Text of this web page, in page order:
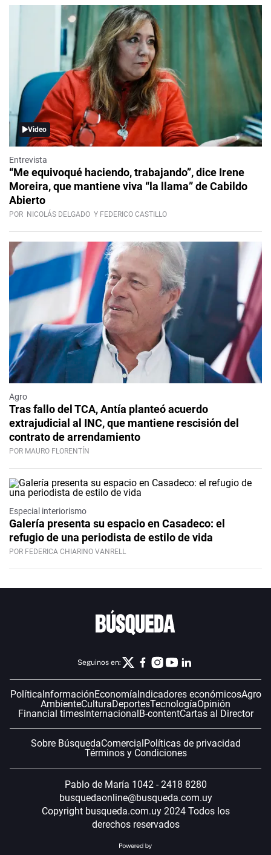
Video
Entrevista
“Me equivoqué haciendo, trabajando”, dice Irene
Moreira, que mantiene viva “la llama” de Cabildo
Abierto
POR NICOLÁS DELGADO Y FEDERICO CASTILLO
Agro
Tras fallo del TCA, Antía planteó acuerdo
extrajudicial al INC, que mantiene rescisión del
contrato de arrendamiento
POR MAURO FLORENTÍN
Especial interiorismo
Galería presenta su espacio en Casadeco: el
refugio de una periodista de estilo de vida
POR FEDERICA CHIARINO VANRELL
Seguinos en:
PolíticaInformaciónEconomíaIndicadores económicosAgro
AmbienteCulturaDeportesTecnologíaOpinión
Financial timesInternacionalB-contentCartas al Director
Sobre BúsquedaComercialPolíticas de privacidad
Términos y Condiciones
Pablo de María 1042 - 2418 8280
busquedaonline@busqueda.com.uy
Copyright busqueda.com.uy 2024 Todos los
derechos reservados